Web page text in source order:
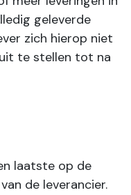
geleverde
zich hierop niet
te stellen tot na
laatste op de
de leverancier.